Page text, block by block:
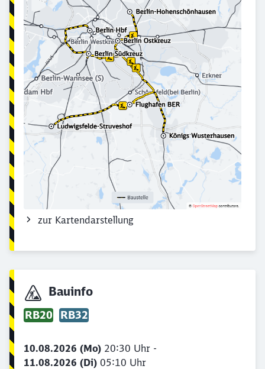
zur Kartendarstellung
Bauinfo
RB20 RB32
10.08.2026 (Mo) 20:30 Uhr -
11.08.2026 (Di) 05:10 Uhr
Abbrechen Weiter